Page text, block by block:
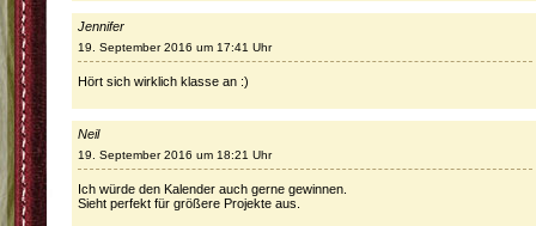
Jennifer
19. September 2016 um 17:41 Uhr
Hört sich wirklich klasse an :)
Neil
19. September 2016 um 18:21 Uhr
Ich würde den Kalender auch gerne gewinnen.
Sieht perfekt für größere Projekte aus.